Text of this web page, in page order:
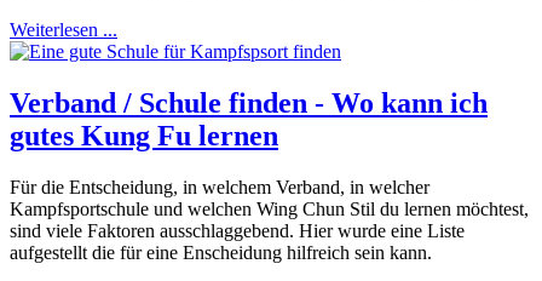
Weiterlesen ...
Verband / Schule finden - Wo kann ich
gutes Kung Fu lernen
Für die Entscheidung, in welchem Verband, in welcher
Kampfsportschule und welchen Wing Chun Stil du lernen möchtest,
sind viele Faktoren ausschlaggebend. Hier wurde eine Liste
aufgestellt die für eine Enscheidung hilfreich sein kann.